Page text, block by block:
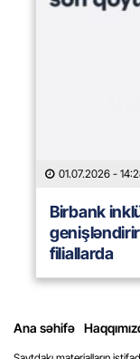
01.07.2026 -
Birbank
filiallarda
Ana səhifə